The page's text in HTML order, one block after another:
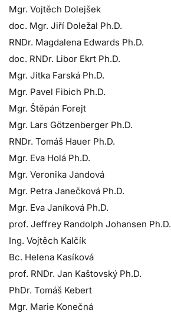
Mgr. Vojtěch Dolejšek
doc. Mgr. Jiří Doležal Ph.D.
RNDr. Magdalena Edwards Ph.D.
doc. RNDr. Libor Ekrt Ph.D.
Mgr. Jitka Farská Ph.D.
Mgr. Pavel Fibich Ph.D.
Mgr. Štěpán Forejt
Mgr. Lars Götzenberger Ph.D.
RNDr. Tomáš Hauer Ph.D.
Mgr. Eva Holá Ph.D.
Mgr. Veronika Jandová
Mgr. Petra Janečková Ph.D.
Mgr. Eva Janíková Ph.D.
prof. Jeffrey Randolph Johansen Ph.D.
Ing. Vojtěch Kalčík
Bc. Helena Kasíková
prof. RNDr. Jan Kaštovský Ph.D.
PhDr. Tomáš Kebert
Mgr. Marie Konečná